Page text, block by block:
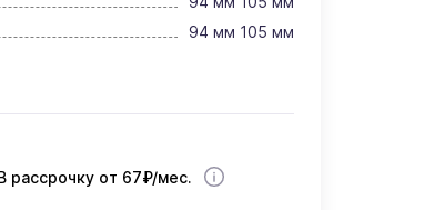
94 мм 105 мм
рассрочку от 67₽/мес.